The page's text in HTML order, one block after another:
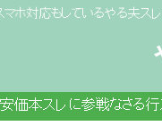
マホ対応もしているやる夫ス
価本スレに参戦なさる